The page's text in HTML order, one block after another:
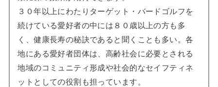
３０年以上にわたりターゲット・バードゴルフを
続けている愛好者の中には８０歳以上の方も多
く、健康長寿の秘訣であると聞くことも多い。各
地にある愛好者団体は、高齢社会に必要とされる
地域のコミュニティ形成や社会的なセイフティネ
ットとしての役割も担っています。